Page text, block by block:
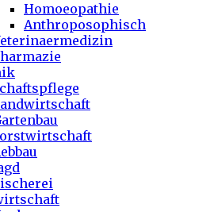
Homoeopathie
Anthroposophisch